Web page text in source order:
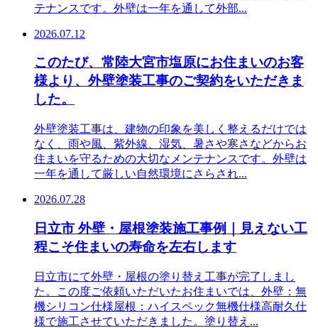
テナンスです。外壁は一年を通して外部...
2026.07.12
このたび、常陸大宮市塩原にお住まいのお客
様より、外壁塗装工事のご契約をいただきま
した。
外壁塗装工事は、建物の印象を美しく整えるだけでは
なく、雨や風、紫外線、湿気、暑さや寒さなどからお
住まいを守るための大切なメンテナンスです。外壁は
一年を通して厳しい自然環境にさらされ...
2026.07.28
日立市 外壁・屋根塗装施工事例｜見えない工
程こそ住まいの寿命を左右します
日立市にて外壁・屋根の塗り替え工事が完了しまし
た。この度ご依頼いただいたお住まいでは、外壁：無
機シリコン仕様屋根：ハイスペック無機仕様高耐久仕
様で施工させていただきました。塗り替え...